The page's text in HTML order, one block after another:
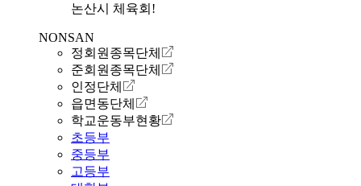
논산시 체육회!
NONSAN
정회원종목단체
준회원종목단체
인정단체
읍면동단체
학교운동부현황
초등부
중등부
고등부